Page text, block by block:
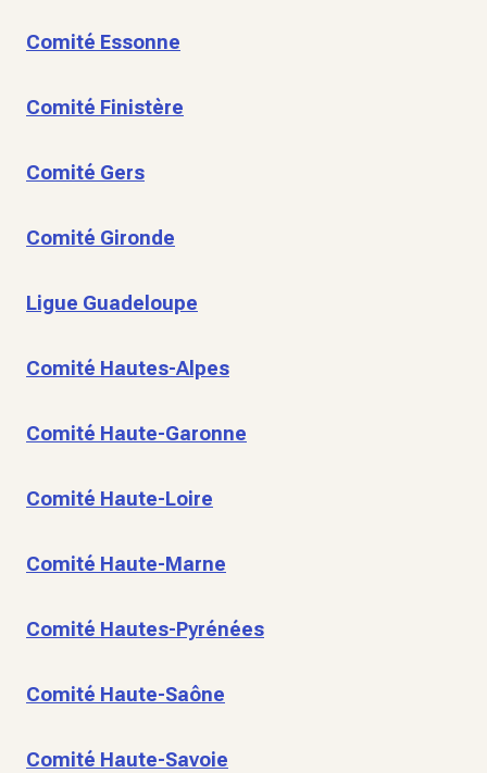
Comité Essonne
Comité Finistère
Comité Gers
Comité Gironde
Ligue Guadeloupe
Comité Hautes-Alpes
Comité Haute-Garonne
Comité Haute-Loire
Comité Haute-Marne
Comité Hautes-Pyrénées
Comité Haute-Saône
Comité Haute-Savoie